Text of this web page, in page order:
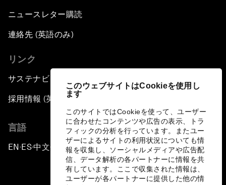
このウェブサイトはCookieを使用し
ます
このサイトではCookieを使って、ユーザー
に合わせたコンテンツや広告の表示、トラ
フィックの分析を行っています。またユー
ザーによるサイトの利用状況についても情
報を収集し、ソーシャルメディアや広告配
信、データ解析の各パートナーに情報を共
有しています。ここで収集された情報は、
ユーザーが各パートナーに提供した他の情
ニュースレター購読
連絡先 (英語のみ)
リンク
サステナビリティへの取り組み
採用情報 (英語のみ)
言語
EN ▪ES▪中文▪ 日本語